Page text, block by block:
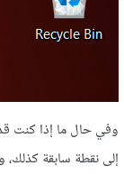
إلى نقطة سابقة كذلك،